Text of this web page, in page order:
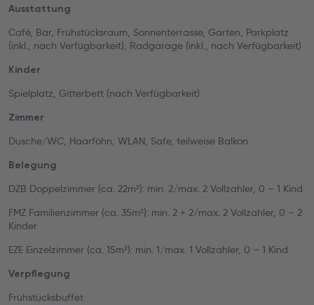
Ausstattung
Café, Bar, Frühstücksraum, Sonnenterrasse, Garten, Parkplatz
(inkl., nach Verfügbarkeit), Radgarage (inkl., nach Verfügbarkeit)
Kinder
Spielplatz, Gitterbett (nach Verfügbarkeit)
Zimmer
Dusche/WC, Haarföhn, WLAN, Safe, teilweise Balkon
Belegung
DZB Doppelzimmer (ca. 22m²): min. 2/max. 2 Vollzahler, 0 – 1 Kind
FMZ Familienzimmer (ca. 35m²): min. 2 + 2/max. 2 Vollzahler, 0 – 2
Kinder
EZE Einzelzimmer (ca. 15m²): min. 1/max. 1 Vollzahler, 0 – 1 Kind
Verpflegung
Frühstücksbuffet